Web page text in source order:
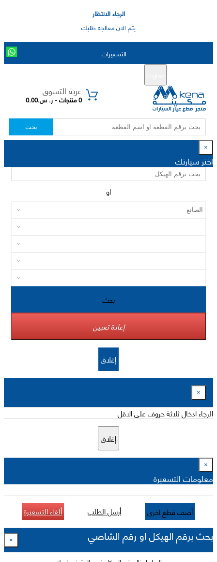
الرجاء الانتظار
يتم الان معالجة طلبك
التسعيرات
عربة التسوق
0 منتجات - ر. س.0.00
بحث
×
اختر سيارتك
او
بحث
إعادة تعيين
إغلاق
×
الرجاء ادخال ثلاثة حروف على الاقل
إغلاق
×
معلومات التسعيرة
أضف قطع اخرى أرسل الطلب ألغاء التسعيرة
بحث برقم الهيكل او رقم الشاصي ×